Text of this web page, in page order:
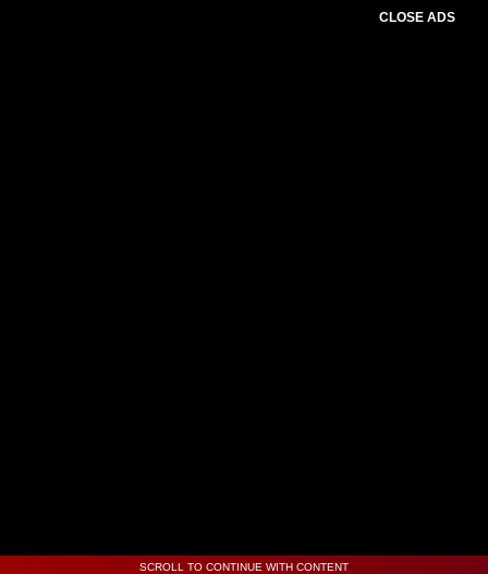
CLOSE ADS
SCROLL TO CONTINUE WITH CONTENT